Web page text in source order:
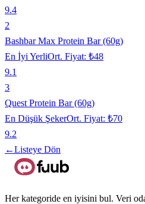
9.4
2
Bashbar Max Protein Bar (60g)
En İyi YerliOrt. Fiyat: ₺48
9.1
3
Quest Protein Bar (60g)
En Düşük ŞekerOrt. Fiyat: ₺70
9.2
←Listeye Dön
Her kategoride en iyisini bul. Veri